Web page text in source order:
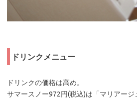
ドリンクメニュー
ドリンクの価格は高め。
サマースノー972円(税込)は「マリアー